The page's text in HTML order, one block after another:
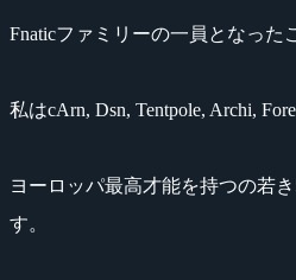
Fnaticファミリーの一員となった
私はcArn, Dsn, Tentpole, Archi,
ヨーロッパ最高才能を持つの若
す。